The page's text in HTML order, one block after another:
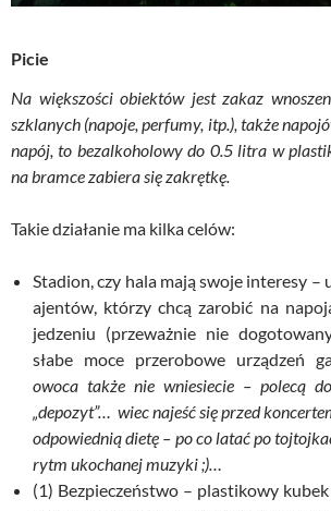
Picie
Na większości obiektów jest zakaz
szklanych (napoje, perfumy, itp.), także
napój, to bezalkoholowy do 0.5 litra w
na bramce zabiera się zakrętkę.
Takie działanie ma kilka celów:
Stadion, czy hala mają swoje interesy –
ajentów, którzy chcą zarobić na
jedzeniu (przeważnie nie
słabe moce przerobowe urządzeń
owoca także nie wniesiecie – polecą
„depozyt”… wiec najeść się przed
odpowiednią dietę – po co latać po
rytm ukochanej muzyki ;)…
(1) Bezpieczeństwo – plastikowy kubek